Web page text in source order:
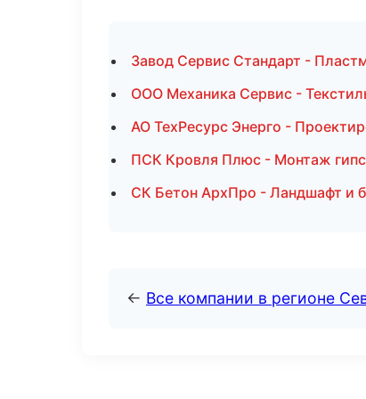
Завод Сервис Стандарт -
ООО Механика Сервис -
АО ТехРесурс Энерго -
ПСК Кровля Плюс - Монтаж
СК Бетон АрхПро - Ландшафт и
← Все компании в регионе